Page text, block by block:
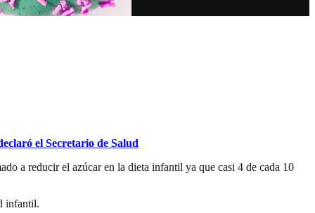
el Secretario de Salud
a reducir el azúcar en la dieta infantil ya que casi 4 de cada 10
infantil.